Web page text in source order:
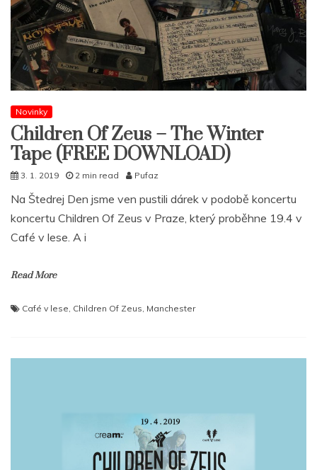
Novinky
Children Of Zeus – The Winter
Tape (FREE DOWNLOAD)
3. 1. 2019 2 min read Pufaz
Na Štedrej Den jsme ven pustili dárek v podobě koncertu
koncertu Children Of Zeus v Praze, který proběhne 19.4 v
Café v lese. A i
Read More
Café v lese Children Of Zeus Manchester